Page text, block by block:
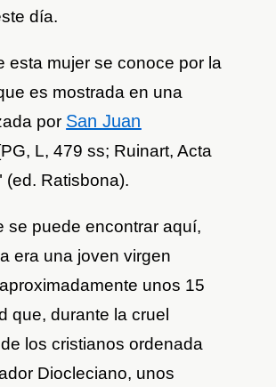
día.
esta mujer se conoce por la
es mostrada en una
por San Juan
[PG, L, 479 ss; Ruinart, Acta
(ed. Ratisbona).
se puede encontrar aquí,
era una joven virgen
unos 15
que, durante la cruel
los cristianos ordenada
Diocleciano, unos